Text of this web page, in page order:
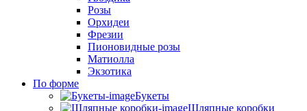
Розы
Орхидеи
Фрезии
Пионовидные розы
Матиолла
Экзотика
По форме
Букеты
Шляпные коробки